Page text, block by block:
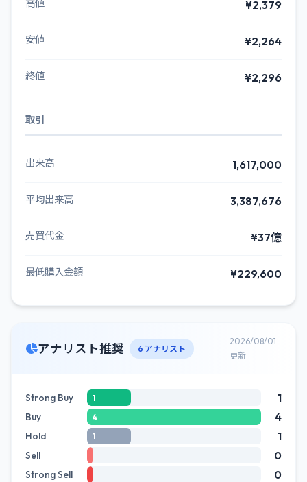
高値 ¥2,379
安値 ¥2,264
終値 ¥2,296
取引
出来高 1,617,000
平均出来高 3,387,676
売買代金 ¥37億
最低購入金額 ¥229,600
アナリスト推奨 6 アナリスト
2026/08/01
更新
Strong Buy 1 1
Buy 4 4
Hold 1 1
Sell 0
Strong Sell 0